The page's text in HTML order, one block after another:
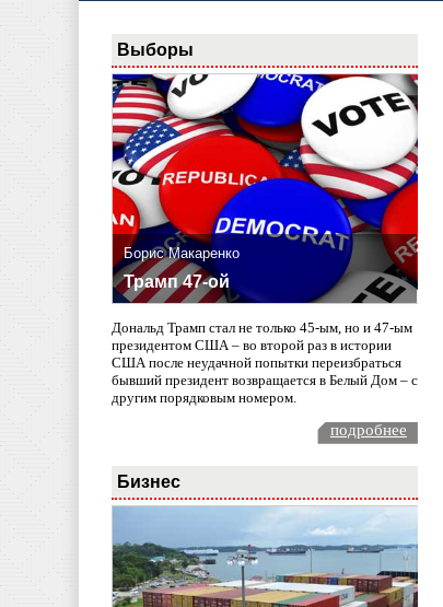
Выборы
Борис Макаренко
Трамп 47-ой
Дональд Трамп стал не только 45-ым, но и 47-ым
президентом США – во второй раз в истории
США после неудачной попытки переизбраться
бывший президент возвращается в Белый Дом – с
другим порядковым номером.
подробнее
Бизнес